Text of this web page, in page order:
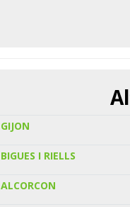
GIJON
BIGUES I RIELLS
ALCORCON